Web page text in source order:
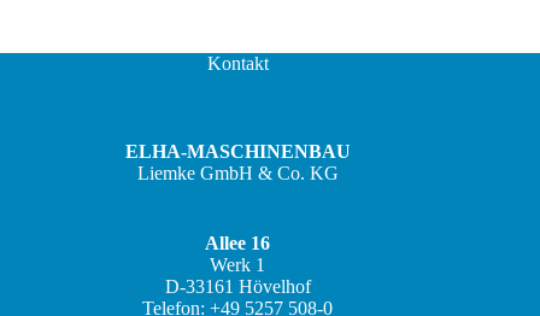
Kontakt
ELHA-MASCHINENBAU
Liemke GmbH & Co. KG
Allee 16
Werk 1
D-33161 Hövelhof
Telefon: +49 5257 508-0